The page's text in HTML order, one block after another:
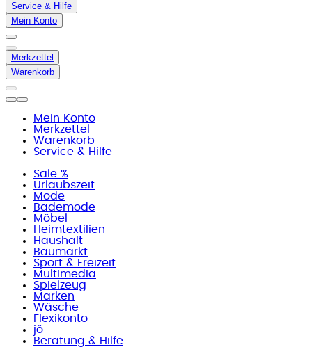
Service & Hilfe
Mein Konto
Merkzettel
Warenkorb
Mein Konto
Merkzettel
Warenkorb
Service & Hilfe
Sale %
Urlaubszeit
Mode
Bademode
Möbel
Heimtextilien
Haushalt
Baumarkt
Sport & Freizeit
Multimedia
Spielzeug
Marken
Wäsche
Flexikonto
jö
Beratung & Hilfe